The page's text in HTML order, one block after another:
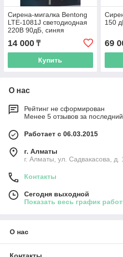
Сирена-мигалка Bentong
LTE-1081J светодиодная
220В 90дБ, синяя
14 000 ₸
Купить
150
69
О нас
Рейтинг не сформирован
Менее 5 отзывов за
Работает с 06.03.2015
г. Алматы
г. Алматы, ул. Садвакасова,
Контакты
Сегодня выходной
Показать весь график
О нас